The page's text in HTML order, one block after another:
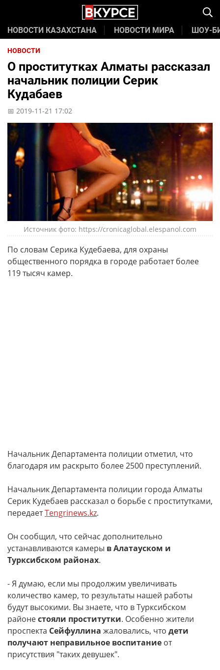
НОВОСТИ КАЗАХСТАНА НОВОСТИ МИРА ШОУ-
НОВОСТИ
О проститутках Алматы рассказал
начальник полиции Серик
Кудабаев
📅 2019-11-21 17:02
Источник фото: https://cronicaglobal.elespanol.com
По словам Серика Кудебаева, для охраны
общественного порядка в городе работает более
119 тысяч камер.
Начальник Департамента полиции отметил, что
благодаря им раскрыто более 2500 преступлений.
Начальник Департамента полиции города Алматы
Серик Кудебаев рассказал о борьбе с проститутками,
передаетТengrinews.kz.
Он сообщил, что сейчас дополнительно
устанавливаются камеры в Алатауском и
Турксибском районах.
- Я думаю, если мы продолжим увеличивать
количество камер, то результаты нашей работы
будут высокими. Вы знаете, что в Турксибском
районестояли проститутки. Особенно жители
проспекта Сейфуллина жаловались, что дети
получают неправильное воспитание от
присутствия "таких девушек".